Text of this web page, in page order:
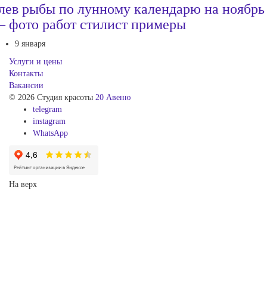
рыбы по лунному календарю на ноябрь
работ стилист примеры
9 января
Услуги и цены
Контакты
Вакансии
© 2026 Студия красоты 20 Авеню
telegram
instagram
WhatsApp
На верх